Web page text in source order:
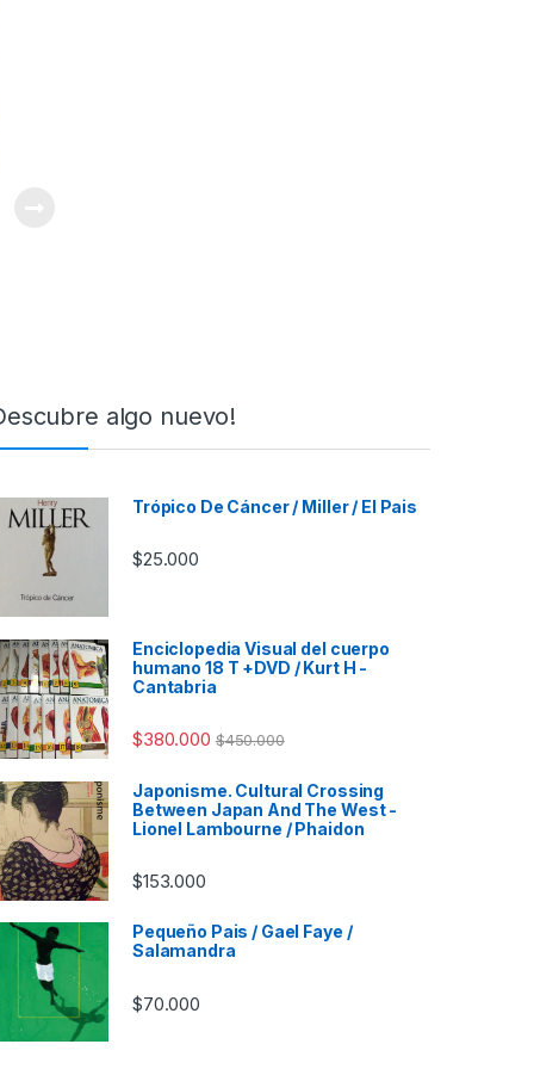
algo nuevo!
Trópico De Cáncer / Miller / El Pais
$25.000
Enciclopedia Visual del cuerpo
humano 18 T +DVD / Kurt H -
Cantabria
$380.000 $450.000
Japonisme. Cultural Crossing
Between Japan And The West -
Lionel Lambourne / Phaidon
$153.000
Pequeño Pais / Gael Faye /
Salamandra
$70.000